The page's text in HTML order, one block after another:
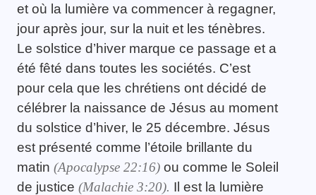
et où la lumière va commencer à regagner,
jour après jour, sur la nuit et les ténèbres.
Le solstice d’hiver marque ce passage et a
été fêté dans toutes les sociétés. C’est
pour cela que les chrétiens ont décidé de
célébrer la naissance de Jésus au moment
du solstice d’hiver, le 25 décembre. Jésus
est présenté comme l’étoile brillante du
matin (Apocalypse 22:16) ou comme le Soleil
de justice (Malachie 3:20). Il est la lumière